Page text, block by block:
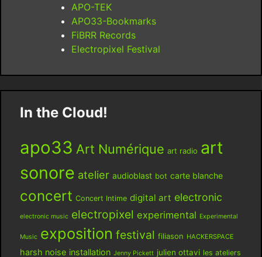
APO-TEK
APO33-Bookmarks
FiBRR Records
Electropixel Festival
In the Cloud!
apo33 Art Numérique art radio art
sonore atelier audioblast bot carte blanche
concert Concert Intime digital art electronic
electronic music electropixel experimental Experimental
Music exposition festival filiason HACKERSPACE
harsh noise installation Jenny Pickett julien ottavi les ateliers